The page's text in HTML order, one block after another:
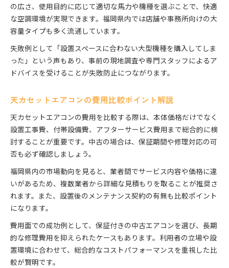
の広さ、使用目的に応じて適切な馬力や機種を選ぶことで、快適
な空調環境が実現できます。福岡県内では店舗や事務所向けの大
容量タイプも多く流通しています。
失敗例として「設置スペースに合わない大型機種を購入してしま
った」という声もあり、事前の現地調査や専門スタッフによるア
ドバイスを受けることが失敗防止につながります。
天カセットエアコンの費用比較ポイント解説
天カセットエアコンの費用を比較する際は、本体価格だけでなく
設置工事費、付帯設備費、アフターサービス費用まで総合的に検
討することが重要です。中古の場合は、保証期間や修理対応の可
否も必ず確認しましょう。
福岡県内の市場動向を見ると、業者間でサービス内容や価格に違
いがあるため、複数業者から詳細な見積もりを取ることが推奨さ
れます。また、設置後のメンテナンス契約の有無も比較ポイント
になります。
費用面での成功例として、保証付きの中古エアコンを選び、長期
的な修理費用を抑えられたケースもあります。利用者の立場や設
置環境に合わせて、総合的なコストパフォーマンスを重視した比
較が賢明です。